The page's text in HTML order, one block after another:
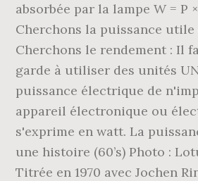
absorbée par la lampe W = P
Cherchons la puissance utile
Cherchons le rendement : Il
garde à utiliser des unités
puissance électrique de
appareil électronique ou
s'exprime en watt. La
une histoire (60’s) Photo :
Titrée en 1970 avec Jochen